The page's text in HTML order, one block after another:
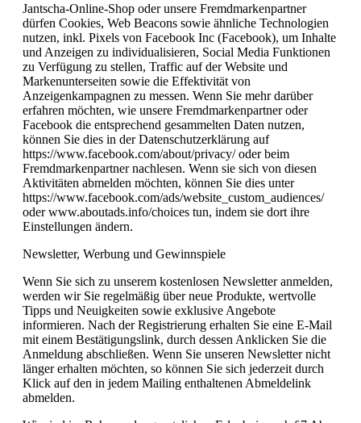
Jantscha-Online-Shop oder unsere Fremdmarkenpartner
dürfen Cookies, Web Beacons sowie ähnliche Technologien
nutzen, inkl. Pixels von Facebook Inc (Facebook), um Inhalte
und Anzeigen zu individualisieren, Social Media Funktionen
zu Verfügung zu stellen, Traffic auf der Website und
Markenunterseiten sowie die Effektivität von
Anzeigenkampagnen zu messen. Wenn Sie mehr darüber
erfahren möchten, wie unsere Fremdmarkenpartner oder
Facebook die entsprechend gesammelten Daten nutzen,
können Sie dies in der Datenschutzerklärung auf
https://www.facebook.com/about/privacy/ oder beim
Fremdmarkenpartner nachlesen. Wenn sie sich von diesen
Aktivitäten abmelden möchten, können Sie dies unter
https://www.facebook.com/ads/website_custom_audiences/
oder www.aboutads.info/choices tun, indem sie dort ihre
Einstellungen ändern.
Newsletter, Werbung und Gewinnspiele
Wenn Sie sich zu unserem kostenlosen Newsletter anmelden,
werden wir Sie regelmäßig über neue Produkte, wertvolle
Tipps und Neuigkeiten sowie exklusive Angebote
informieren. Nach der Registrierung erhalten Sie eine E-Mail
mit einem Bestätigungslink, durch dessen Anklicken Sie die
Anmeldung abschließen. Wenn Sie unseren Newsletter nicht
länger erhalten möchten, so können Sie sich jederzeit durch
Klick auf den in jedem Mailing enthaltenen Abmeldelink
abmelden.